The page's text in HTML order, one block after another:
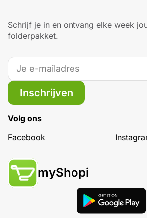
Schrijf je in en ontvang elke week
folderpakket.
Inschrijven
Volg ons
Facebook
myShopi